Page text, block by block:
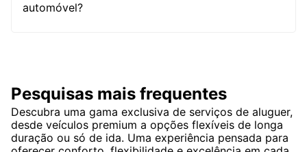
automóvel?
Pesquisas mais frequentes
Descubra uma gama exclusiva de serviços de aluguer,
desde veículos premium a opções flexíveis de longa
duração ou só de ida. Uma experiência pensada para